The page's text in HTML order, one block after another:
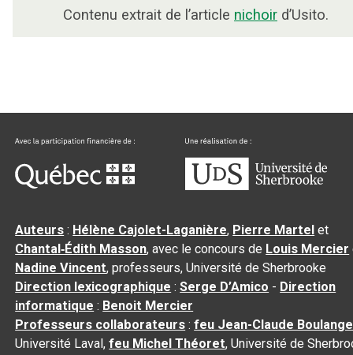
Contenu extrait de l’article nichoir d’Usito.
Auteurs : Hélène Cajolet-Laganière, Pierre Martel et
Chantal‑Édith Masson, avec le concours de Louis Mercier
Nadine Vincent, professeurs, Université de Sherbrooke
Direction lexicographique :Serge D’Amico - Direction
informatique : Benoit Mercier
Professeurs collaborateurs :feu Jean-Claude
Université Laval,feu Michel Théoret, Université de